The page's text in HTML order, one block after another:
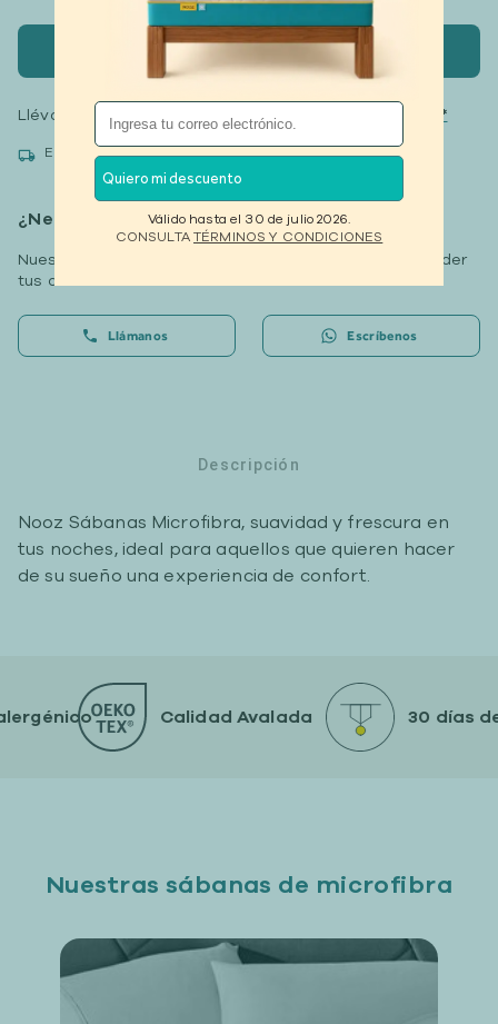
Llévate tus productos hasta 12 meses sin intereses*
Entrega rápida gratis. Recibe entre 1 a 5 días.
¿Necesitas ayuda?
Nuestros especialistas están disponibles para responder
tus dudas.
Llámanos Escríbenos
Descripción
Nooz Sábanas Microfibra, suavidad y frescura en
tus noches, ideal para aquellos que quieren hacer
de su sueño una experiencia de confort.
Calidad Avalada 30 días de
Nuestras sábanas de microfibra
Quiero mi descuento
Válido hasta el 30 de julio 2026.
CONSULTATÉRMINOS Y CONDICIONES